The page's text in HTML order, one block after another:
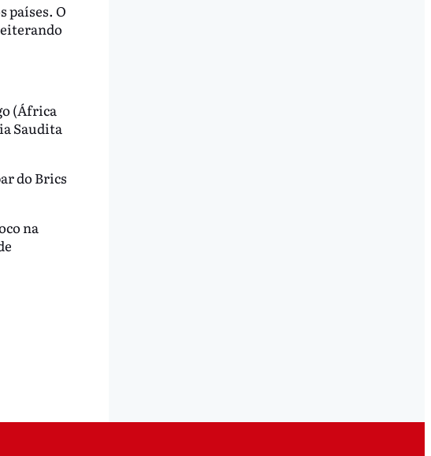
países. O
(África
Saudita
do Brics
na